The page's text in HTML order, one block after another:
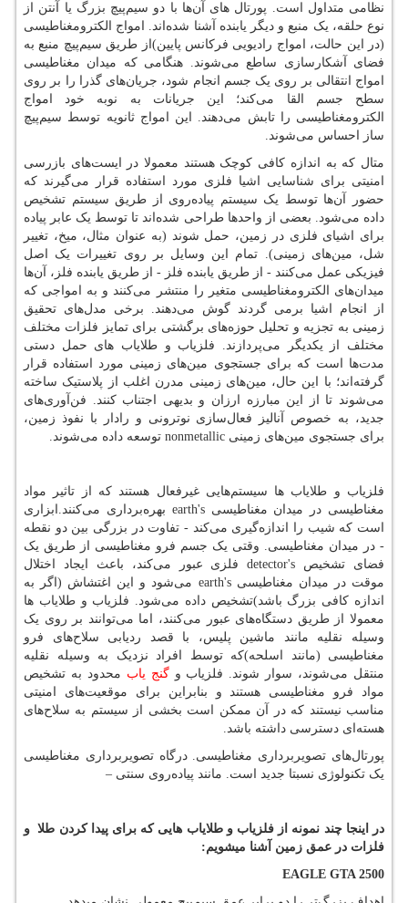
نظامی متداول است. پورتال های آن‌ها با دو سیم‌پیچ بزرگ یا آنتن از
نوع حلقه، یک منبع و دیگر یابنده آشنا شده‌اند. امواج الکترومغناطیسی
(در این حالت، امواج رادیویی فرکانس پایین)از طریق سیم‌پیچ منبع به
فضای آشکارسازی ساطع می‌شوند. هنگامی که میدان مغناطیسی
امواج انتقالی بر روی یک جسم انجام شود، جریان‌های گذرا را بر روی
سطح جسم القا می‌کند؛ این جریانات به نوبه خود امواج
الکترومغناطیسی را تابش می‌دهند. این امواج ثانویه توسط سیم‌پیچ
ساز احساس می‌شوند.
متال که به اندازه کافی کوچک هستند معمولا در ایست‌های بازرسی
امنیتی برای شناسایی اشیا فلزی مورد استفاده قرار می‌گیرند که
حضور آن‌ها توسط یک سیستم پیاده‌روی از طریق سیستم تشخیص
داده می‌شود. بعضی از واحدها طراحی شده‌اند تا توسط یک عابر پیاده
برای اشیای فلزی در زمین، حمل شوند (به عنوان مثال، میخ، تغییر
شل، مین‌های زمینی). تمام این وسایل بر روی تغییرات یک اصل
فیزیکی عمل می‌کنند - از طریق یابنده فلز - از طریق یابنده فلز، آن‌ها
میدان‌های الکترومغناطیسی متغیر را منتشر می‌کنند و به امواجی که
از انجام اشیا برمی گردند گوش می‌دهند. برخی مدل‌های تحقیق
زمینی به تجزیه و تحلیل حوزه‌های برگشتی برای تمایز فلزات مختلف
مختلف از یکدیگر می‌پردازند. فلزیاب و طلایاب های حمل دستی
مدت‌ها است که برای جستجوی مین‌های زمینی مورد استفاده قرار
گرفته‌اند؛ با این حال، مین‌های زمینی مدرن اغلب از پلاستیک ساخته
می‌شوند تا از این مبارزه ارزان و بدیهی اجتناب کنند. فن‌آوری‌های
جدید، به خصوص آنالیز فعال‌سازی نوترونی و رادار با نفوذ زمین،
برای جستجوی مین‌های زمینی nonmetallic توسعه داده می‌شوند.
فلزیاب و طلایاب ها سیستم‌هایی غیرفعال هستند که از تاثیر مواد
مغناطیسی در میدان مغناطیسی earth's بهره‌برداری می‌کنند.ابزاری
است که شیب را اندازه‌گیری می‌کند - تفاوت در بزرگی بین دو نقطه
- در میدان مغناطیسی. وقتی یک جسم فرو مغناطیسی از طریق یک
فضای تشخیص detector's فلزی عبور می‌کند، باعث ایجاد اختلال
موقت در میدان مغناطیسی earth's می‌شود و این اغتشاش (اگر به
اندازه کافی بزرگ باشد)تشخیص داده می‌شود. فلزیاب و طلایاب ها
معمولا از طریق دستگاه‌های عبور می‌کنند، اما می‌توانند بر روی یک
وسیله نقلیه مانند ماشین پلیس، با قصد ردیابی سلاح‌های فرو
مغناطیسی (مانند اسلحه)که توسط افراد نزدیک به وسیله نقلیه
منتقل می‌شوند، سوار شوند. فلزیاب وگنج یاب محدود به تشخیص
مواد فرو مغناطیسی هستند و بنابراین برای موقعیت‌های امنیتی
مناسب نیستند که در آن ممکن است بخشی از سیستم به سلاح‌های
هسته‌ای دسترسی داشته باشد.
پورتال‌های تصویربرداری مغناطیسی. درگاه تصویربرداری مغناطیسی
یک تکنولوژی نسبتا جدید است. مانند پیاده‌روی سنتی –
در اینجا چند نمونه از فلزیاب و طلایاب هایی که برای پیدا کردن طلا و
فلزات در عمق زمین آشنا میشویم:
EAGLE GTA 2500